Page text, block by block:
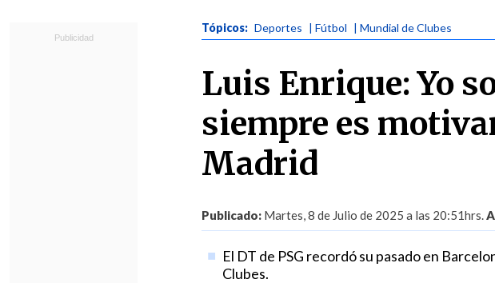
Tópicos: Deportes | Fútbol | Mundial de Clubes
Luis Enrique: Yo
siempre es
Madrid
Publicado: Martes, 8 de Julio de 2025 a las 20:51hrs.
El DT de PSG recordó su pasado en
Clubes.